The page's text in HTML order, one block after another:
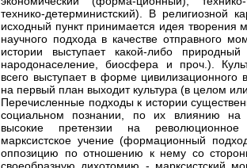
технико-детерминистский). В религиозной
исходный пункт принимается идея творения
научного подхода в качестве отправного
истории выступает какой-либо
народонаселение, биосфера и проч.).
всего выступает в форме цивилизационного
на первый план выходит культура (в целом
Перечисленные подходы к истории
социальном познании, по их влиянию на
высокие претензии на
марксистское учение (формационный
оппозицию по отношению к нему со